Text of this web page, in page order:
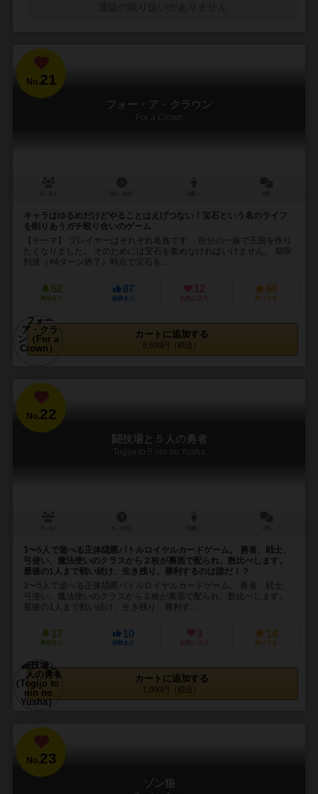
No.21
フォー・ア・クラウン
For a Crown
キャラはゆるめだけどやることはえげつない！宝石という名のライフ
を削りあうガチ殴り合いのゲーム
【テーマ】 プレイヤーはそれぞれ名族です。 自分の一族で王国を作り
たくなりました。 そのためには宝石を集めなければいけません。 期限
到達（※4ターン終了）時点で宝石を...
52
興味あり
87
経験あり
12
お気に入り
60
持ってる
カートに追加する
6,600円（税込）
No.22
闘技場と５人の勇者
Togijo to 5 nin no Yusha
3〜5人で遊べる正体隠匿バトルロイヤルカードゲーム。 勇者、戦士、
弓使い、魔法使いのクラスから２枚が裏面で配られ、数比べします。
最後の1人まで戦い続け、生き残り、勝利するのは誰だ！？
3〜5人で遊べる正体隠匿バトルロイヤルカードゲーム。 勇者、戦士、
弓使い、魔法使いのクラスから２枚が裏面で配られ、数比べします。
最後の1人まで戦い続け、生き残り、勝利す...
17
興味あり
10
経験あり
3
お気に入り
14
持ってる
カートに追加する
1,000円（税込）
No.23
ゾン狼